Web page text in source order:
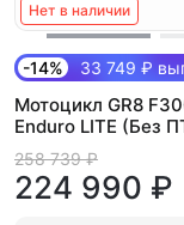
Нет в наличии
-14% 33 749 ₽
Мотоцикл GR8
Enduro LITE (Без
258 739 ₽
224 990 ₽